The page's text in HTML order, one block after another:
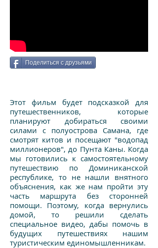
Поделиться с друзьями
Этот фильм будет подсказкой для
путешественников, которые
планируют добираться своими
силами с полуострова Самана, где
смотрят китов и посещают "водопад
миллионеров", до Пунта Каны. Когда
мы готовились к самостоятельному
путешествию по Доминиканской
республике, то не нашли внятного
объяснения, как же нам пройти эту
часть маршрута без сторонней
помощи. Поэтому, когда вернулись
домой, то решили сделать
специальное видео, дабы помочь в
будущих путешествиях нашим
туристическим единомышленникам.